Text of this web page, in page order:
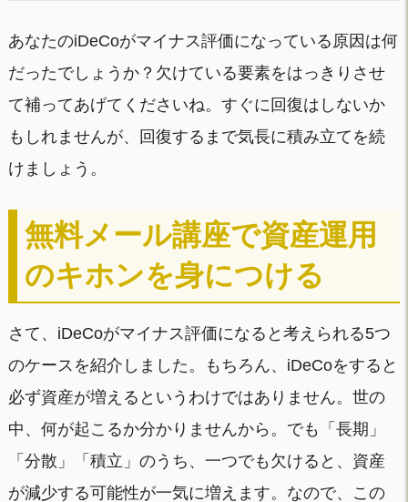
あなたのiDeCoがマイナス評価になっている原因は何
だったでしょうか？欠けている要素をはっきりさせ
て補ってあげてくださいね。すぐに回復はしないか
もしれませんが、回復するまで気長に積み立てを続
けましょう。
無料メール講座で資産運用
のキホンを身につける
さて、iDeCoがマイナス評価になると考えられる5つ
のケースを紹介しました。もちろん、iDeCoをすると
必ず資産が増えるというわけではありません。世の
中、何が起こるか分かりませんから。でも「長期」
「分散」「積立」のうち、一つでも欠けると、資産
が減少する可能性が一気に増えます。なので、この